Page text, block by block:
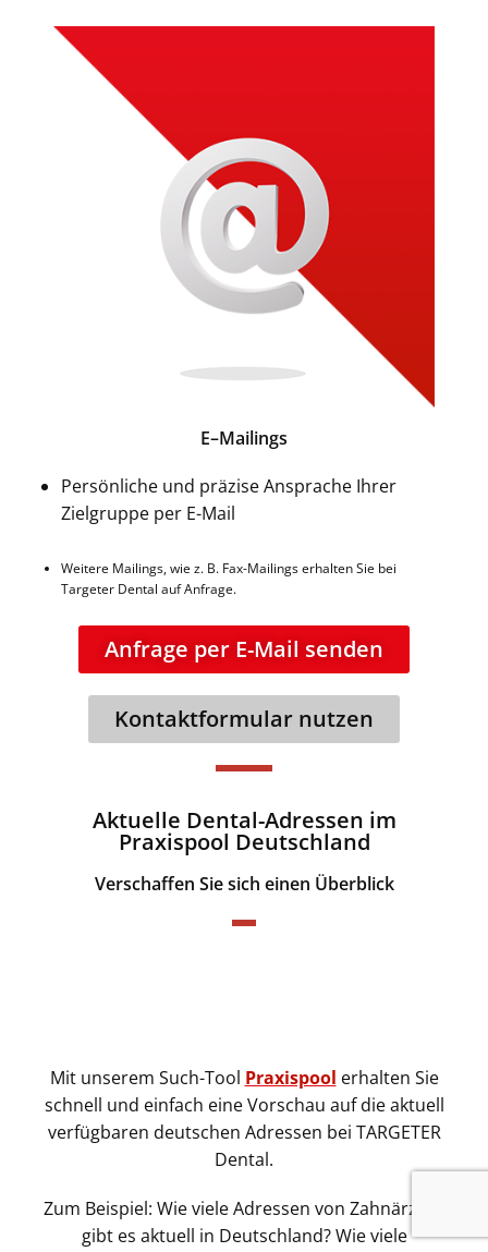
E–Mailings
Persönliche und präzise Ansprache Ihrer
Zielgruppe per E-Mail
Weitere Mailings, wie z. B. Fax-Mailings erhalten Sie bei
Targeter Dental auf Anfrage.
Anfrage per E-Mail senden
Kontaktformular nutzen
Aktuelle Dental-Adressen im
Praxispool Deutschland
Verschaffen Sie sich einen Überblick
Mit unserem Such-Tool Praxispool erhalten Sie
schnell und einfach eine Vorschau auf die aktuell
verfügbaren deutschen Adressen bei TARGETER
Dental.
Zum Beispiel: Wie viele Adressen von Zahnärzten
gibt es aktuell in Deutschland? Wie viele